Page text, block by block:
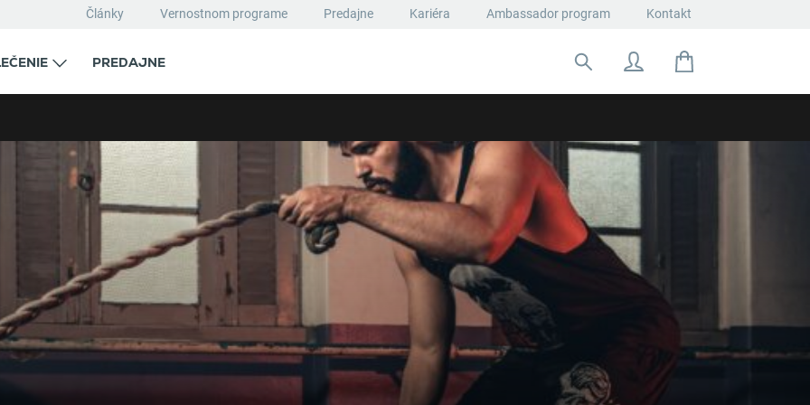
Články Vernostnom programe Predajne Kariéra Ambassador program Kontakt
PREDAJNE
Hľadať: